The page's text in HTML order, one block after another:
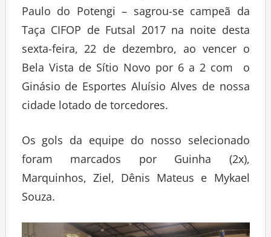
Paulo do Potengi – sagrou-se campeã da
Taça CIFOP de Futsal 2017 na noite desta
sexta-feira, 22 de dezembro, ao vencer o
Bela Vista de Sítio Novo por 6 a 2 com o
Ginásio de Esportes Aluísio Alves de nossa
cidade lotado de torcedores.
Os gols da equipe do nosso selecionado
foram marcados por Guinha (2x),
Marquinhos, Ziel, Dênis Mateus e Mykael
Souza.